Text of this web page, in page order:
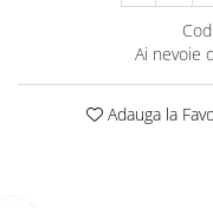
Ai nevoie
Adauga la